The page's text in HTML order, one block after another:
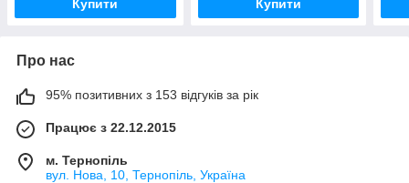
Купити Купити
Про нас
95% позитивних з 153 відгуків за рік
Працює з 22.12.2015
м. Тернопіль
вул. Нова, 10, Тернопіль, Україна